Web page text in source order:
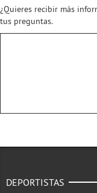
¿Quieres recibir más
tus preguntas.
DEPORTISTAS